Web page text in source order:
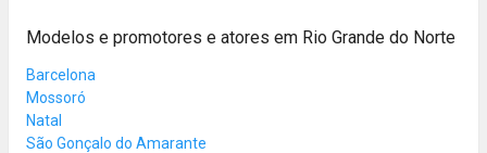
Modelos e promotores e atores em Rio Grande do Norte
Barcelona
Mossoró
Natal
São Gonçalo do Amarante